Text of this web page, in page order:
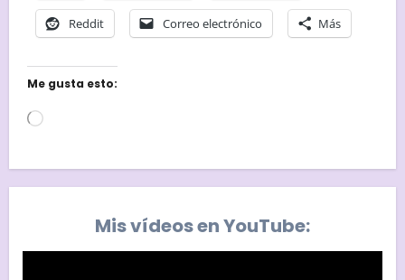
Reddit Correo electrónico Más
Me gusta esto:
Mis vídeos en YouTube: